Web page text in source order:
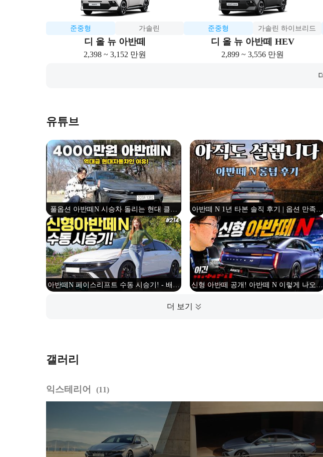
준중형 가솔린
디 올 뉴 아반떼
2,398 ~ 3,152 만원
준중형 가솔린 하이브리드
디 올 뉴 아반떼 HEV
2,899 ~ 3,556 만원
유튜브
풀옵션 아반떼N 시승차 돌리는 현대 클라
스, 타보고 느낀점은..!
아반떼 N 1년 타본 솔직 후기 | 옵션 만족도
부터 유지비까지
아반떼N 페이스리프트 수동 시승기! - 배기
신형 아반떼 공개! 아반떼 N 이렇게 나오면
갤러리
익스테리어 11